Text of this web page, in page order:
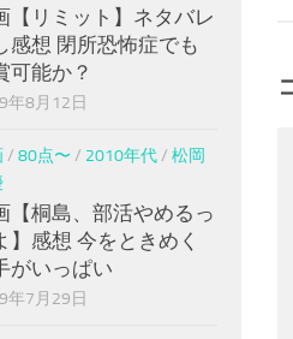
【リミット】ネタバレ
感想 閉所恐怖症でも
可能か？
年8月12日
/ 80点〜 / 2010年代/ 松岡
【桐島、部活やめるっ
】感想 今をときめく
がいっぱい
年7月29日